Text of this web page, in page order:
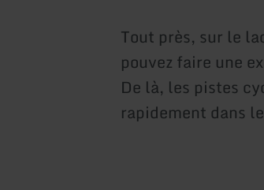
Tout près, sur le
pouvez faire une
De là, les pistes
rapidement dans